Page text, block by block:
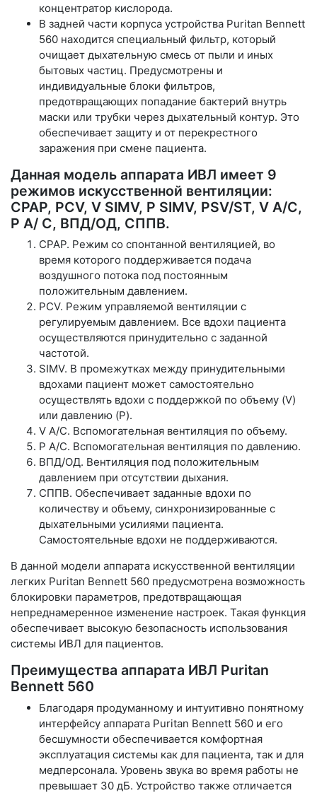
концентратор кислорода.
В задней части корпуса устройства Puritan Bennett
560 находится специальный фильтр, который
очищает дыхательную смесь от пыли и иных
бытовых частиц. Предусмотрены и
индивидуальные блоки фильтров,
предотвращающих попадание бактерий внутрь
маски или трубки через дыхательный контур. Это
обеспечивает защиту и от перекрестного
заражения при смене пациента.
Данная модель аппарата ИВЛ имеет 9
режимов искусственной вентиляции:
CPAP, PCV, V SIMV, P SIMV, PSV/ST, V A/C,
P A/ C, ВПД/ОД, СППВ.
CPAP. Режим со спонтанной вентиляцией, во
время которого поддерживается подача
воздушного потока под постоянным
положительным давлением.
PCV. Режим управляемой вентиляции с
регулируемым давлением. Все вдохи пациента
осуществляются принудительно с заданной
частотой.
SIMV. В промежутках между принудительными
вдохами пациент может самостоятельно
осуществлять вдохи с поддержкой по объему (V)
или давлению (P).
V A/C. Вспомогательная вентиляция по объему.
P A/C. Вспомогательная вентиляция по давлению.
ВПД/ОД. Вентиляция под положительным
давлением при отсутствии дыхания.
СППВ. Обеспечивает заданные вдохи по
количеству и объему, синхронизированные с
дыхательными усилиями пациента.
Самостоятельные вдохи не поддерживаются.
В данной модели аппарата искусственной вентиляции
легких Puritan Bennett 560 предусмотрена возможность
блокировки параметров, предотвращающая
непреднамеренное изменение настроек. Такая функция
обеспечивает высокую безопасность использования
системы ИВЛ для пациентов.
Преимущества аппарата ИВЛ Puritan
Bennett 560
Благодаря продуманному и интуитивно понятному
интерфейсу аппарата Puritan Bennett 560 и его
бесшумности обеспечивается комфортная
эксплуатация системы как для пациента, так и для
медперсонала. Уровень звука во время работы не
превышает 30 дБ. Устройство также отличается